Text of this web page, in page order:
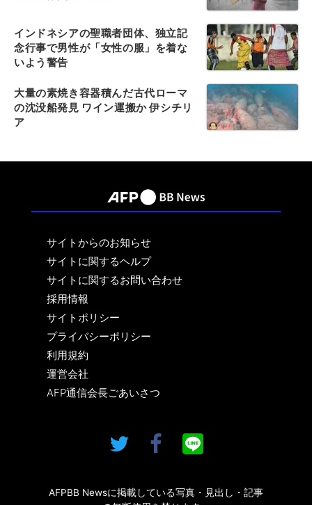
インドネシアの聖職者団体、独立記
念行事で男性が「女性の服」を着な
いよう警告
大量の素焼き容器積んだ古代ローマ
の沈没船発見 ワイン運搬か 伊シチリ
ア
サイトからのお知らせ
サイトに関するヘルプ
サイトに関するお問い合わせ
採用情報
サイトポリシー
プライバシーポリシー
利用規約
運営会社
AFP通信会長ごあいさつ
AFPBB Newsに掲載している写真・見出し・記事